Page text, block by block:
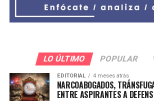
LO ÚLTIMO POPULAR
EDITORIAL 4 meses atrás
NARCOABOGADOS,
ENTRE ASPIRANTES A